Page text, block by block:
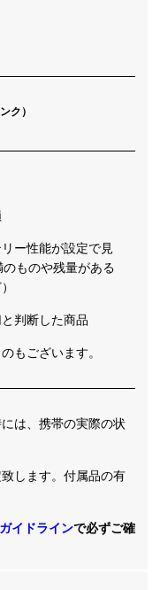
ク）
ー性能が設定で見
ものや残量がある
判断した商品
もございます。
は、携帯の実際の状
します。付属品の有
イドラインで必ずご確